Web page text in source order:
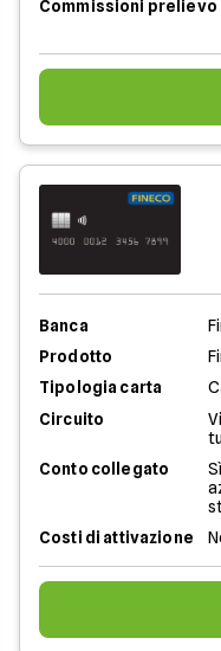
Commissioni prelievo
Banca
Prodotto
Tipologia carta
Circuito
Conto collegato
Costi di attivazione